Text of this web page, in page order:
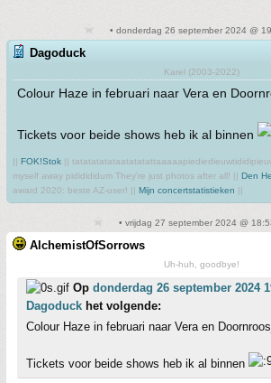
• donderdag 26 september 2024 @
Dagoduck
Karel (2003-2022)
Colour Haze in februari naar Vera en
Tickets voor beide shows heb ik al binnen
|| FOK!Stok ||
myself away pididididum They're just photos after all! || Den
award 2020: beste AZ-user! || Mijn concertstatistieken ||
• vrijdag 27 september 2024 @
AlchemistOfSorrows
Uh-huh, goodbye!
Op donderdag 26 september 2024
Dagoduck het volgende:
Colour Haze in februari naar Vera en
Tickets voor beide shows heb ik al binnen